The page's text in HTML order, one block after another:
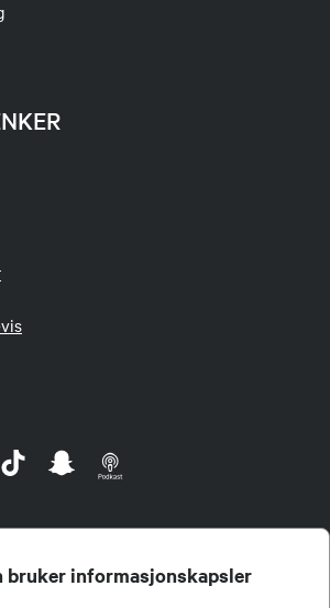
bruker informasjonskapsler